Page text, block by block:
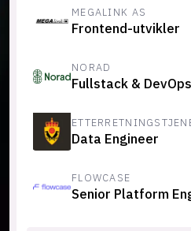
MEGALINK AS
Frontend-utvikler
NORAD
Fullstack &
Data Engineer
FLOWCASE
Senior Platform